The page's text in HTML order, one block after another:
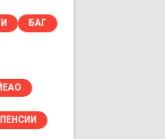
БАГ
ПЕНСИИ